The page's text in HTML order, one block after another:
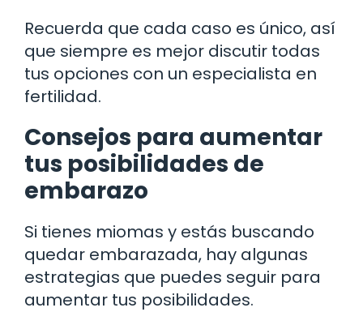
Recuerda que cada caso es único, así
que siempre es mejor discutir todas
tus opciones con un especialista en
fertilidad.
Consejos para aumentar
tus posibilidades de
embarazo
Si tienes miomas y estás buscando
quedar embarazada, hay algunas
estrategias que puedes seguir para
aumentar tus posibilidades.